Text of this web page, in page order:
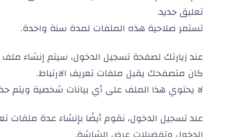
تعليق جديد.
تستمر صلاحية هذه الملفات لمدة سنة واحدة.
عند زيارتك لصفحة تسجيل الدخول، سيتم إنشاء
كان متصفحك يقبل ملفات تعريف الارتباط.
لا يحتوي هذا الملف على أي بيانات شخصية ويتم
عند تسجيل الدخول، نقوم أيضًا بإنشاء عدة